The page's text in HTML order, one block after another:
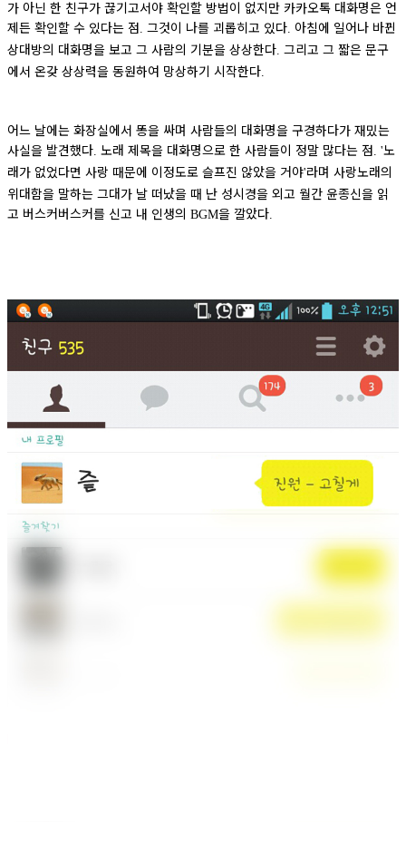
가 아닌 한 친구가 끊기고서야 확인할 방법이 없지만 카카오톡 대화명은 언
제든 확인할 수 있다는 점. 그것이 나를 괴롭히고 있다. 아침에 일어나 바뀐
상대방의 대화명을 보고 그 사람의 기분을 상상한다. 그리고 그 짧은 문구
에서 온갖 상상력을 동원하여 망상하기 시작한다.
어느 날에는 화장실에서 똥을 싸며 사람들의 대화명을 구경하다가 재밌는
사실을 발견했다. 노래 제목을 대화명으로 한 사람들이 정말 많다는 점. '노
래가 없었다면 사랑 때문에 이정도로 슬프진 않았을 거야'라며 사랑노래의
위대함을 말하는 그대가 날 떠났을 때 난 성시경을 외고 월간 윤종신을 읽
고 버스커버스커를 신고 내 인생의 BGM을 깔았다.